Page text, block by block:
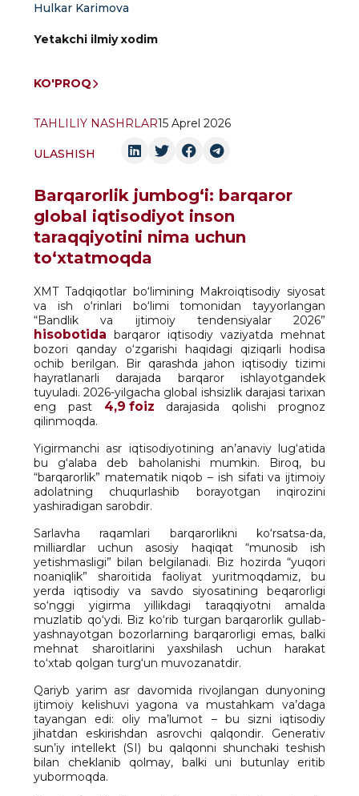
Hulkar Karimova
Yetakchi ilmiy xodim
KO'PROQ
TAHLILIY NASHRLAR15 Aprel 2026
ULASHISH
Barqarorlik jumbog‘i: barqaror
global iqtisodiyot inson
taraqqiyotini nima uchun
to‘xtatmoqda
XMT Tadqiqotlar bo‘limining Makroiqtisodiy siyosat
va ish o‘rinlari bo‘limi tomonidan tayyorlangan
“Bandlik va ijtimoiy tendensiyalar 2026”
hisobotida barqaror iqtisodiy vaziyatda mehnat
bozori qanday o‘zgarishi haqidagi qiziqarli hodisa
ochib berilgan. Bir qarashda jahon iqtisodiy tizimi
hayratlanarli darajada barqaror ishlayotgandek
tuyuladi. 2026-yilgacha global ishsizlik darajasi tarixan
eng past 4,9 foiz darajasida qolishi prognoz
qilinmoqda.
Yigirmanchi asr iqtisodiyotining an’anaviy lug‘atida
bu g‘alaba deb baholanishi mumkin. Biroq, bu
“barqarorlik” matematik niqob – ish sifati va ijtimoiy
adolatning chuqurlashib borayotgan inqirozini
yashiradigan sarobdir.
Sarlavha raqamlari barqarorlikni ko‘rsatsa-da,
milliardlar uchun asosiy haqiqat “munosib ish
yetishmasligi” bilan belgilanadi. Biz hozirda “yuqori
noaniqlik” sharoitida faoliyat yuritmoqdamiz, bu
yerda iqtisodiy va savdo siyosatining beqarorligi
so‘nggi yigirma yillikdagi taraqqiyotni amalda
muzlatib qo‘ydi. Biz ko‘rib turgan barqarorlik gullab-
yashnayotgan bozorlarning barqarorligi emas, balki
mehnat sharoitlarini yaxshilash uchun harakat
to‘xtab qolgan turg‘un muvozanatdir.
Qariyb yarim asr davomida rivojlangan dunyoning
ijtimoiy kelishuvi yagona va mustahkam va’daga
tayangan edi: oliy ma’lumot – bu sizni iqtisodiy
jihatdan eskirishdan asrovchi qalqondir. Generativ
sun’iy intellekt (SI) bu qalqonni shunchaki teshish
bilan cheklanib qolmay, balki uni butunlay eritib
yubormoqda.